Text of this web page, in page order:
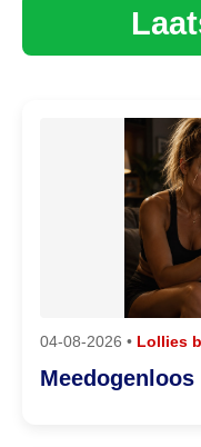
04-08-2026 • Lollies
Meedogenloos